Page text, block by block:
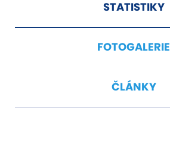
STATISTIKY
FOTOGALERIE
ČLÁNKY